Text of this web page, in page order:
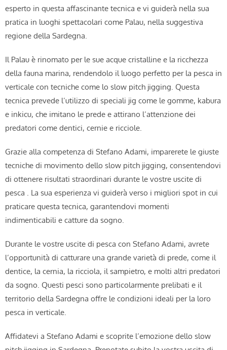
esperto in questa affascinante tecnica e vi guiderà nella sua
pratica in luoghi spettacolari come Palau, nella suggestiva
regione della Sardegna.
Il Palau è rinomato per le sue acque cristalline e la ricchezza
della fauna marina, rendendolo il luogo perfetto per la pesca in
verticale con tecniche come lo slow pitch jigging. Questa
tecnica prevede l’utilizzo di speciali jig come le gomme, kabura
e inkicu, che imitano le prede e attirano l’attenzione dei
predatori come dentici, cernie e ricciole.
Grazie alla competenza di Stefano Adami, imparerete le giuste
tecniche di movimento dello slow pitch jigging, consentendovi
di ottenere risultati straordinari durante le vostre uscite di
pesca . La sua esperienza vi guiderà verso i migliori spot in cui
praticare questa tecnica, garantendovi momenti
indimenticabili e catture da sogno.
Durante le vostre uscite di pesca con Stefano Adami, avrete
l’opportunità di catturare una grande varietà di prede, come il
dentice, la cernia, la ricciola, il sampietro, e molti altri predatori
da sogno. Questi pesci sono particolarmente prelibati e il
territorio della Sardegna offre le condizioni ideali per la loro
pesca in verticale.
Affidatevi a Stefano Adami e scoprite l’emozione dello slow